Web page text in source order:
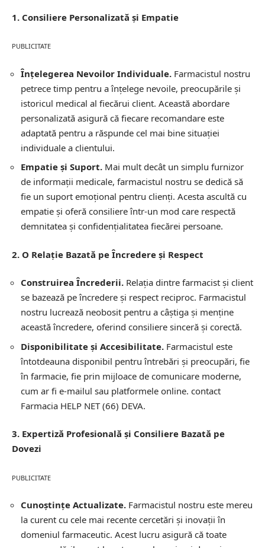
1. Consiliere Personalizată și Empatie
PUBLICITATE
Înțelegerea Nevoilor Individuale. Farmacistul nostru
petrece timp pentru a înțelege nevoile, preocupările și
istoricul medical al fiecărui client. Această abordare
personalizată asigură că fiecare recomandare este
adaptată pentru a răspunde cel mai bine situației
individuale a clientului.
Empatie și Suport. Mai mult decât un simplu furnizor
de informații medicale, farmacistul nostru se dedică să
fie un suport emoțional pentru clienți. Acesta ascultă cu
empatie și oferă consiliere într-un mod care respectă
demnitatea și confidențialitatea fiecărei persoane.
2. O Relație Bazată pe Încredere și Respect
Construirea Încrederii. Relația dintre farmacist și client
se bazează pe încredere și respect reciproc. Farmacistul
nostru lucrează neobosit pentru a câștiga și menține
această încredere, oferind consiliere sinceră și corectă.
Disponibilitate și Accesibilitate. Farmacistul este
întotdeauna disponibil pentru întrebări și preocupări, fie
în farmacie, fie prin mijloace de comunicare moderne,
cum ar fi e-mailul sau platformele online. contact
Farmacia HELP NET (66) DEVA.
3. Expertiză Profesională și Consiliere Bazată pe
Dovezi
PUBLICITATE
Cunoștințe Actualizate. Farmacistul nostru este mereu
la curent cu cele mai recente cercetări și inovații în
domeniul farmaceutic. Acest lucru asigură că toate